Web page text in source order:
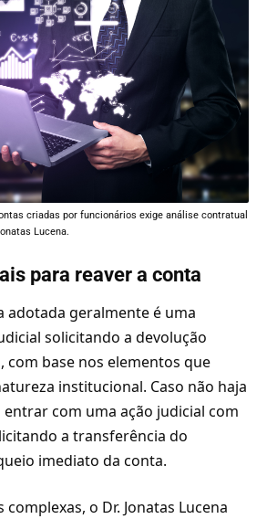
criadas por funcionários exige análise contratual
Lucena.
para reaver a conta
adotada geralmente é uma
solicitando a devolução
com base nos elementos que
institucional. Caso não haja
com uma ação judicial com
a transferência do
imediato da conta.
complexas, o Dr. Jonatas Lucena